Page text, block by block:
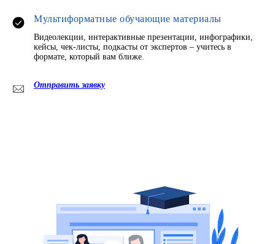
Мультиформатные обучающие материалы
Видеолекции, интерактивные презентации, инфографики,
кейсы, чек-листы, подкасты от экспертов – учитесь в
формате, который вам ближе.
Отправить заявку